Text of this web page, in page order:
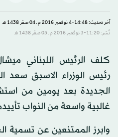
آخر تحديث: 14:48-4 نوفمبر 2016 م ـ 04 صفَر 1438 هـ
نُشر: 11:20-3 نوفمبر 2016 م ـ 03 صفَر 1438 هـ
كلف الرئيس اللبناني
رئيس الوزراء الاسبق
الجديدة بعد يومين من
غالبية واسعة من النواب
وابرز الممتنعين عن